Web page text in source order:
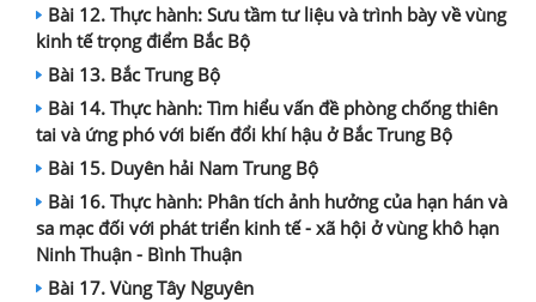
Bài 12. Thực hành: Sưu tầm tư liệu và trình bày về vùng
kinh tế trọng điểm Bắc Bộ
Bài 13. Bắc Trung Bộ
Bài 14. Thực hành: Tìm hiểu vấn đề phòng chống thiên
tai và ứng phó với biến đổi khí hậu ở Bắc Trung Bộ
Bài 15. Duyên hải Nam Trung Bộ
Bài 16. Thực hành: Phân tích ảnh hưởng của hạn hán và
sa mạc đối với phát triển kinh tế - xã hội ở vùng khô hạn
Ninh Thuận - Bình Thuận
Bài 17. Vùng Tây Nguyên